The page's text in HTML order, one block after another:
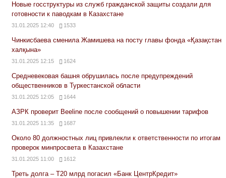
Новые госструктуры из служб гражданской защиты создали для
готовности к паводкам в Казахстане
31.01.2025 12:40 1533
Чинкисбаева сменила Жамишева на посту главы фонда «Қазақстан
халқына»
31.01.2025 12:15 1624
Средневековая башня обрушилась после предупреждений
общественников в Туркестанской области
31.01.2025 12:05 1644
АЗРК проверит Beeline после сообщений о повышении тарифов
31.01.2025 11:35 1687
Около 80 должностных лиц привлекли к ответственности по итогам
проверок минпросвета в Казахстане
31.01.2025 11:00 1612
Треть долга – Т20 млрд погасил «Банк ЦентрКредит»